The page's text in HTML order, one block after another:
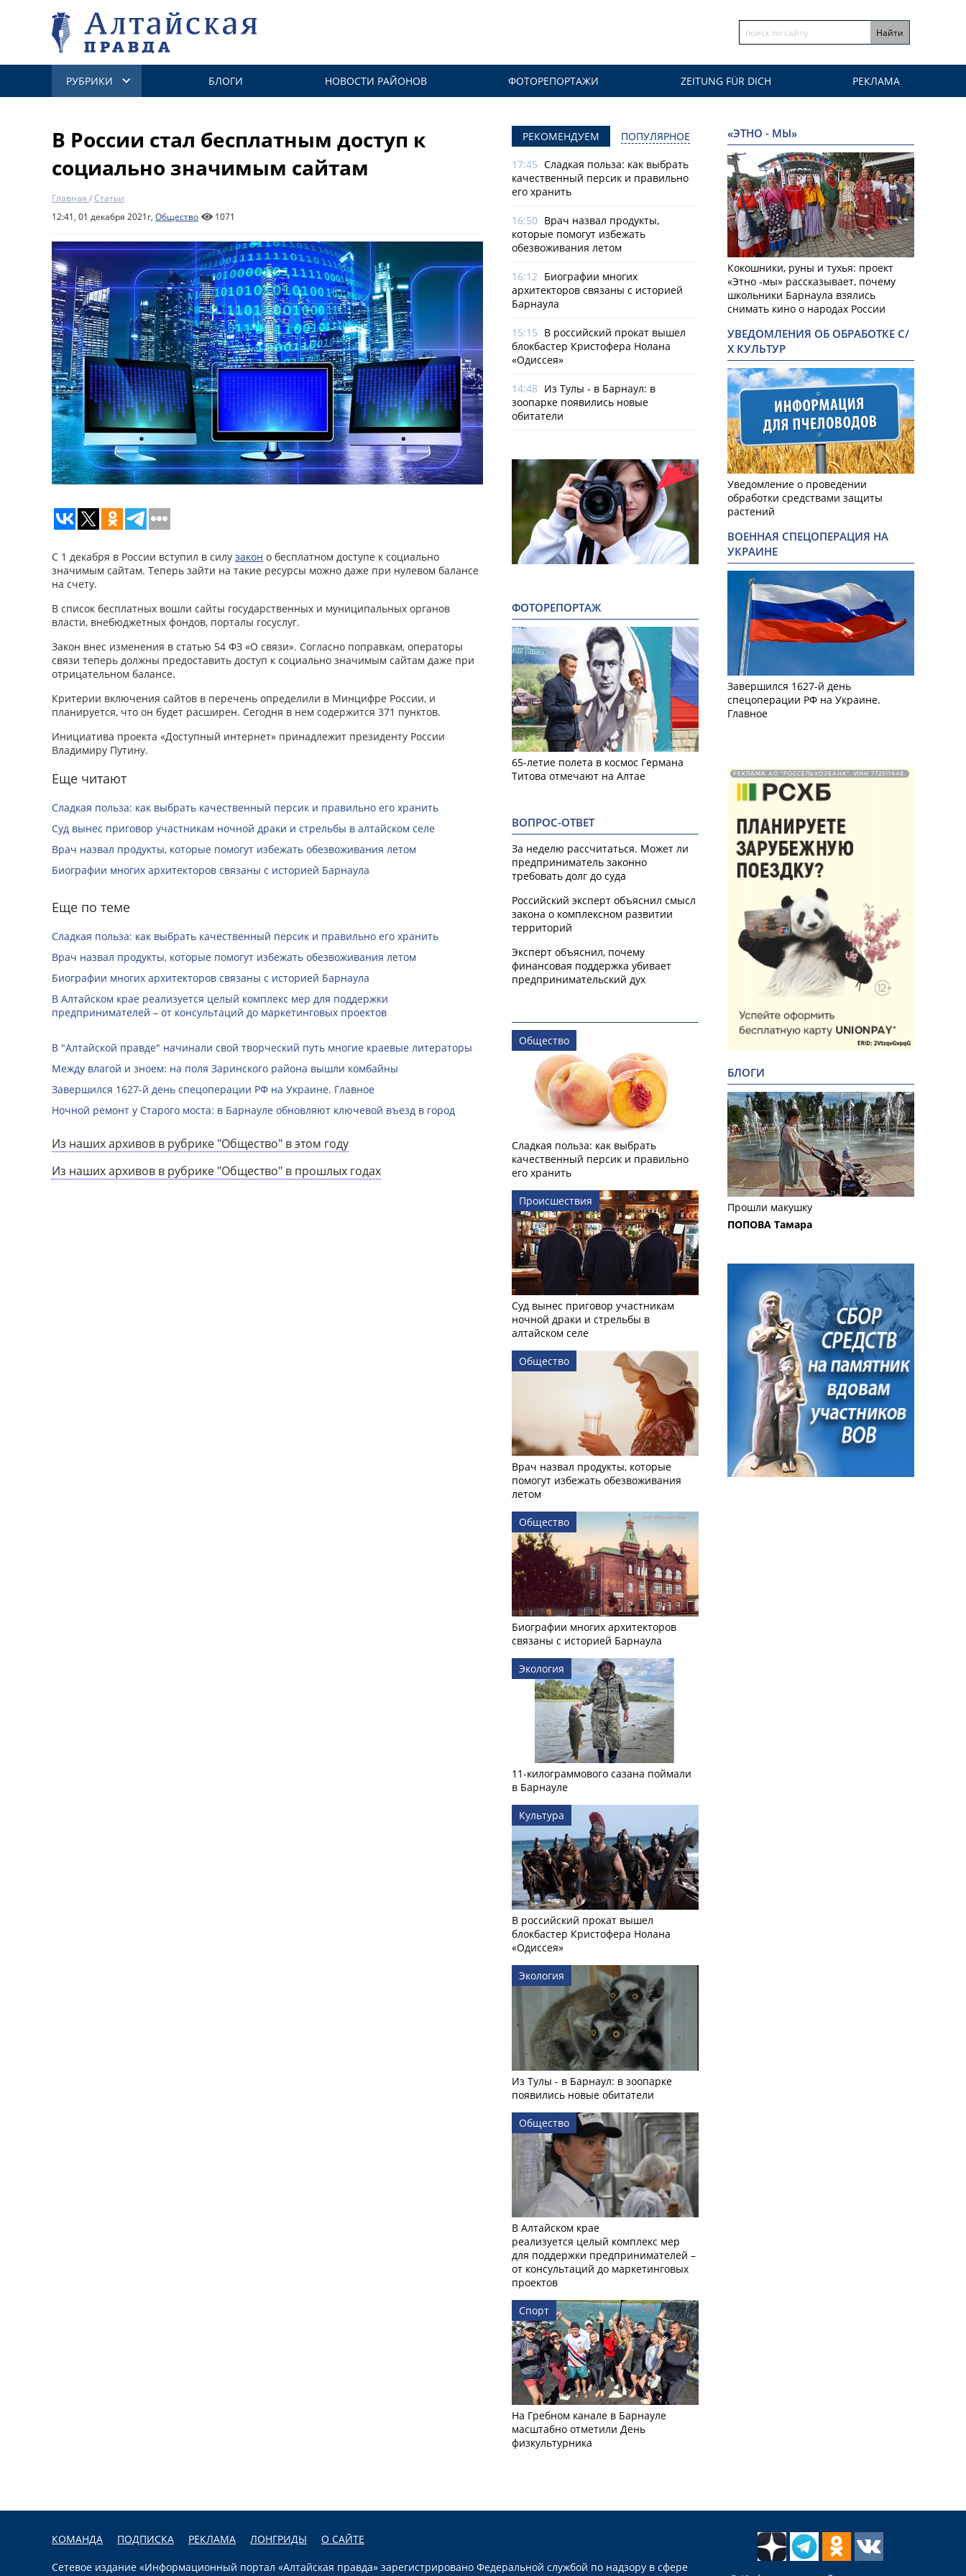
РУБРИКИ БЛОГИ НОВОСТИ РАЙОНОВ ФОТОРЕПОРТАЖИ ZEITUNG FÜR DICH РЕКЛАМА
В России стал бесплатным доступ к
социально значимым сайтам
Главная /Статьи
12:41, 01 декабря 2021г, Общество 1071
С 1 декабря в России вступил в силу закон о бесплатном доступе к социально
значимым сайтам. Теперь зайти на такие ресурсы можно даже при нулевом балансе
на счету.
В список бесплатных вошли сайты государственных и муниципальных органов
власти, внебюджетных фондов, порталы госуслуг.
Закон внес изменения в статью 54 ФЗ «О связи». Согласно поправкам, операторы
связи теперь должны предоставить доступ к социально значимым сайтам даже при
отрицательном балансе.
Критерии включения сайтов в перечень определили в Минцифре России, и
планируется, что он будет расширен. Сегодня в нем содержится 371 пунктов.
Инициатива проекта «Доступный интернет» принадлежит президенту России
Владимиру Путину.
Еще читают
Сладкая польза: как выбрать качественный персик и правильно его хранить
Суд вынес приговор участникам ночной драки и стрельбы в алтайском селе
Врач назвал продукты, которые помогут избежать обезвоживания летом
Биографии многих архитекторов связаны с историей Барнаула
Еще по теме
Сладкая польза: как выбрать качественный персик и правильно его хранить
Врач назвал продукты, которые помогут избежать обезвоживания летом
Биографии многих архитекторов связаны с историей Барнаула
В Алтайском крае реализуется целый комплекс мер для поддержки
предпринимателей – от консультаций до маркетинговых проектов
В "Алтайской правде" начинали свой творческий путь многие краевые литераторы
Между влагой и зноем: на поля Заринского района вышли комбайны
Завершился 1627-й день спецоперации РФ на Украине. Главное
Ночной ремонт у Старого моста: в Барнауле обновляют ключевой въезд в город
Из наших архивов в рубрике "Общество" в этом году
Из наших архивов в рубрике "Общество" в прошлых годах
РЕКОМЕНДУЕМ ПОПУЛЯРНОЕ
17:45 Сладкая польза: как выбрать
качественный персик и правильно
его хранить
16:50 Врач назвал продукты,
которые помогут избежать
обезвоживания летом
16:12 Биографии многих
архитекторов связаны с историей
Барнаула
15:15 В российский прокат вышел
блокбастер Кристофера Нолана
«Одиссея»
14:48 Из Тулы - в Барнаул: в
зоопарке появились новые
обитатели
ФОТОРЕПОРТАЖ
65-летие полета в космос Германа
Титова отмечают на Алтае
ВОПРОС-ОТВЕТ
За неделю рассчитаться. Может ли
предприниматель законно
требовать долг до суда
Российский эксперт объяснил смысл
закона о комплексном развитии
территорий
Эксперт объяснил, почему
финансовая поддержка убивает
предпринимательский дух
Общество
Сладкая польза: как выбрать
качественный персик и правильно
его хранить
Происшествия
Суд вынес приговор участникам
ночной драки и стрельбы в
алтайском селе
Общество
Врач назвал продукты, которые
помогут избежать обезвоживания
летом
Общество
Биографии многих архитекторов
связаны с историей Барнаула
Экология
11-килограммового сазана поймали
в Барнауле
Культура
В российский прокат вышел
блокбастер Кристофера Нолана
«Одиссея»
Экология
Из Тулы - в Барнаул: в зоопарке
появились новые обитатели
Общество
В Алтайском крае
реализуется целый комплекс мер
для поддержки предпринимателей –
от консультаций до маркетинговых
проектов
Спорт
На Гребном канале в Барнауле
масштабно отметили День
физкультурника
«ЭТНО - МЫ»
Кокошники, руны и тухья: проект
«Этно -мы» рассказывает, почему
школьники Барнаула взялись
снимать кино о народах России
УВЕДОМЛЕНИЯ ОБ ОБРАБОТКЕ С/
Х КУЛЬТУР
Уведомление о проведении
обработки средствами защиты
растений
ВОЕННАЯ СПЕЦОПЕРАЦИЯ НА
УКРАИНЕ
Завершился 1627-й день
спецоперации РФ на Украине.
Главное
РЕКЛАМА АО "РОССЕЛЬХОЗБАНК". ИНН 772511448.
БЛОГИ
Прошли макушку
ПОПОВА Тамара
КОМАНДА ПОДПИСКА РЕКЛАМА ЛОНГРИДЫ О САЙТЕ
Сетевое издание «Информационный портал «Алтайская правда» зарегистрировано Федеральной службой по надзору в сфере